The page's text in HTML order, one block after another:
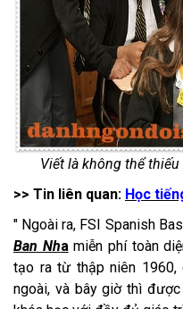
Viết là không thể
>> Tin liên quan: Học
" Ngoài ra, FSI Spanish
Ban Nhamiễn phí toàn
tạo ra từ thập niên 1960,
ngoài, và bây giờ thì